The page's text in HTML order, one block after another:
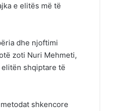
e elitës më të
dhe njoftimi
zoti Nuri Mehmeti,
shqiptare të
shkencore